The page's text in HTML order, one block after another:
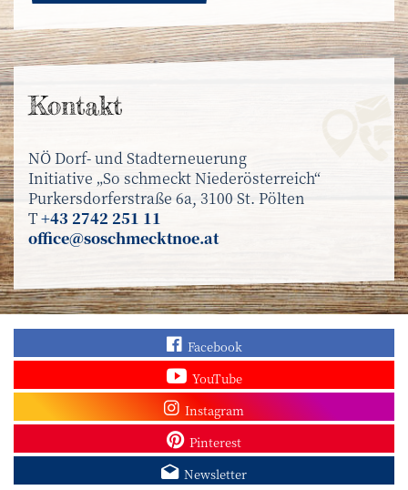
Kontakt
NÖ Dorf- und Stadterneuerung
Initiative „So schmeckt Niederösterreich“
Purkersdorferstraße 6a, 3100 St. Pölten
T+43 2742 251 11
office@soschmecktnoe.at
Finden Sie „So
Facebook
Sehen Sie mehr
YouTube
Besuchen Sie unser
Instagram
Sieh dir unsere Pins
Pinterest
Melden Sie sich zum
Newsletter